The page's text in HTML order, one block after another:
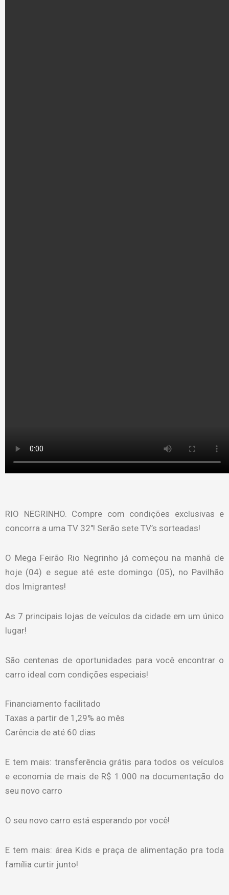
RIO NEGRINHO. Compre com condições exclusivas e
concorra a uma TV 32″! Serão sete TV’s sorteadas!
O Mega Feirão Rio Negrinho já começou na manhã de
hoje (04) e segue até este domingo (05), no Pavilhão
dos Imigrantes!
As 7 principais lojas de veículos da cidade em um único
lugar!
São centenas de oportunidades para você encontrar o
carro ideal com condições especiais!
Financiamento facilitado
Taxas a partir de 1,29% ao mês
Carência de até 60 dias
E tem mais: transferência grátis para todos os veículos
e economia de mais de R$ 1.000 na documentação do
seu novo carro
O seu novo carro está esperando por você!
E tem mais: área Kids e praça de alimentação pra toda
família curtir junto!